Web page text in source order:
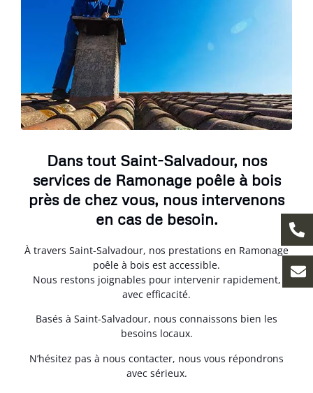
Dans tout Saint-Salvadour, nos
services de Ramonage poêle à bois
près de chez vous, nous intervenons
en cas de besoin.
À travers Saint-Salvadour, nos prestations en Ramonage
poêle à bois est accessible.
Nous restons joignables pour intervenir rapidement,
avec efficacité.
Basés à Saint-Salvadour, nous connaissons bien les
besoins locaux.
N’hésitez pas à nous contacter, nous vous répondrons
avec sérieux.